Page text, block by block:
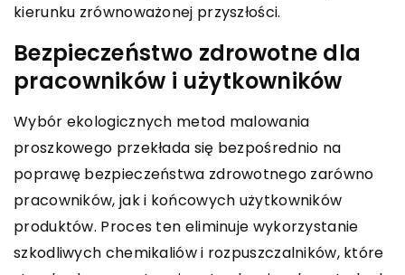
kierunku zrównoważonej przyszłości.
Bezpieczeństwo zdrowotne dla
pracowników i użytkowników
Wybór ekologicznych metod malowania
proszkowego przekłada się bezpośrednio na
poprawę bezpieczeństwa zdrowotnego zarówno
pracowników, jak i końcowych użytkowników
produktów. Proces ten eliminuje wykorzystanie
szkodliwych chemikaliów i rozpuszczalników, które